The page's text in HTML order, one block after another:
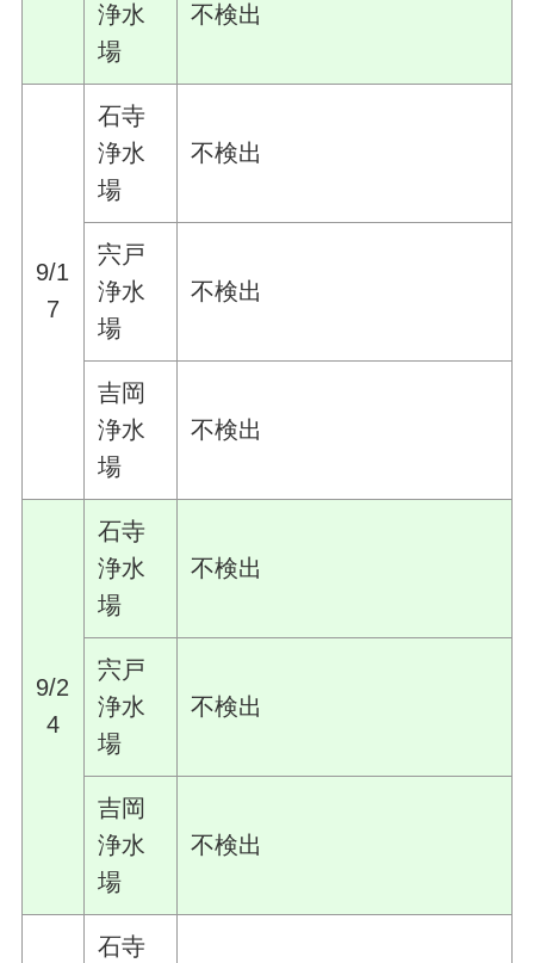
浄水
場
不検出
9/1
7
石寺
浄水
場
不検出
宍戸
浄水
場
不検出
吉岡
浄水
場
不検出
9/2
4
石寺
浄水
場
不検出
宍戸
浄水
場
不検出
吉岡
浄水
場
不検出
石寺